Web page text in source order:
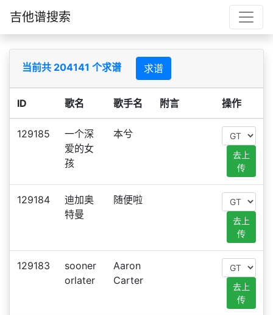
吉他谱搜索
当前共 204141 个求谱 求谱
ID 歌名 歌手名 附言 操作
129185
一个深
爱的女
孩
本兮
去上
传
129184
迪加奥
特曼
随便啦
去上
传
129183
sooner
orlater
Aaron
Carter
去上
传